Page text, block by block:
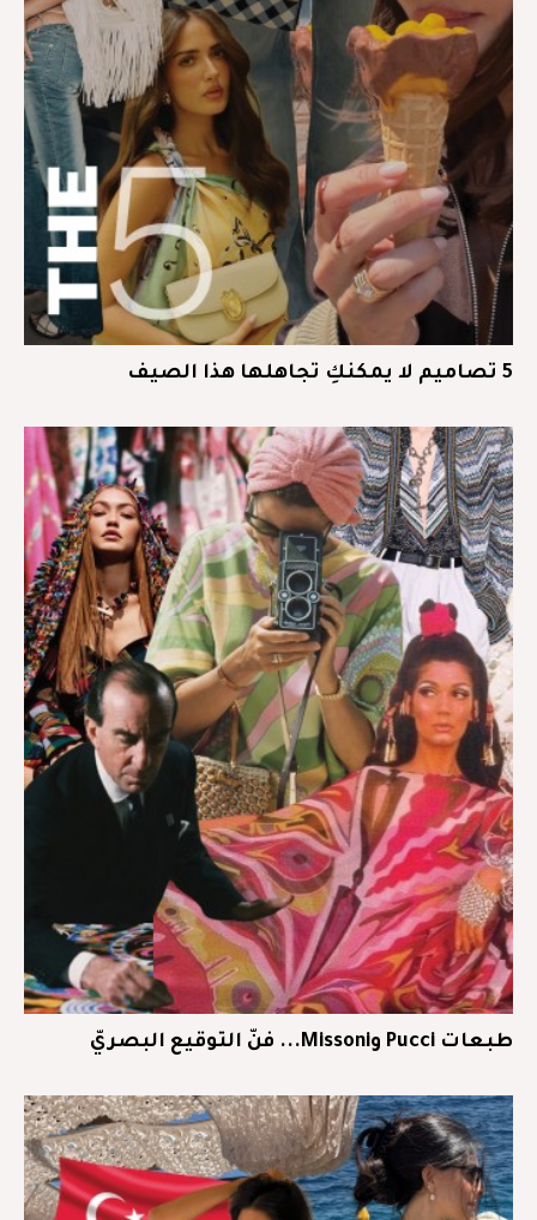
5 تصاميم لا يمكنكِ تجاهلها هذا الصيف
طبعات Pucci وMissoni... فنّ التوقيع البصريّ